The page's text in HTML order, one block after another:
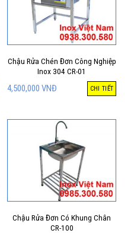
Chậu Rửa Chén Đơn Công Nghiệp
Inox 304 CR-01
4,500,000 VNĐ CHI TIẾT
Chậu Rửa Đơn Có Khung Chân
CR-100